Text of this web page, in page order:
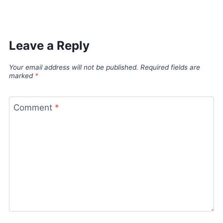
Leave a Reply
Your email address will not be published. Required fields are
marked *
Comment *